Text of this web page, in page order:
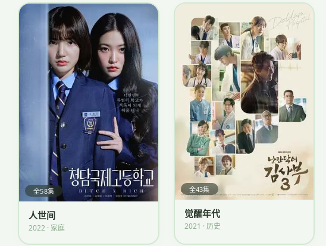
全58集
人世间
2022 · 家庭
全43集
觉醒年代
2021 · 历史